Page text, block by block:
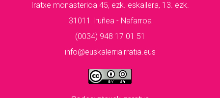
Iratxe monasterioa 45, ezk. eskailera, 13. ezk.
31011 Iruñea - Nafarroa
(0034) 948 17 01 51
info@euskalerriairratia.eus